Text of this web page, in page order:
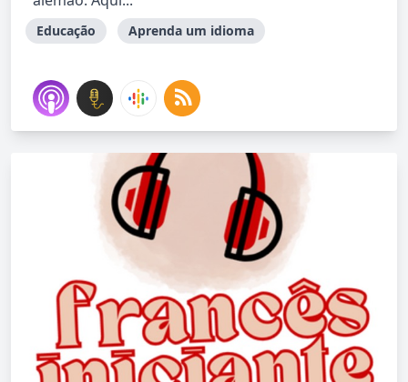
Educação Aprenda um idioma